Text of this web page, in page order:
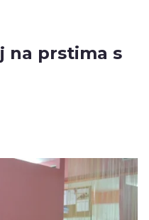
na prstima s